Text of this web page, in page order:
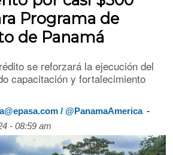
Programa de
de Panamá
se reforzará la ejecución del
capacitación y fortalecimiento
/ @PanamaAmerica -
- 08:59 am